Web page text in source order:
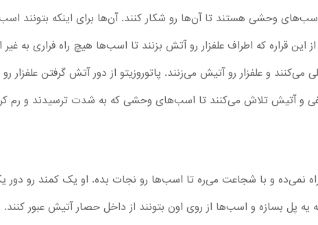
وحشی هستند تا آن‌ها رو شکار کنند. آن‌ها برای اینکه بتونند
قراره که اطراف علفزار رو آتش بزنند تا اسب‌ها هیچ راه فراری به غیر
و علفزار رو آتیش می‌زنند. پاتوروزیتو از دور آتش گرفتن علفزار
و آتیش تلاش می‌کنند تا اسب‌های وحشی که به شدت ترسیدند و رم
نمی‌ده و با شجاعت می‌ره تا اسب‌ها رو نجات بده. او یک کمند رو
پل بسازه و اسب‌ها از روی اون بتونند از داخل حصار آتیش عبور کنند.